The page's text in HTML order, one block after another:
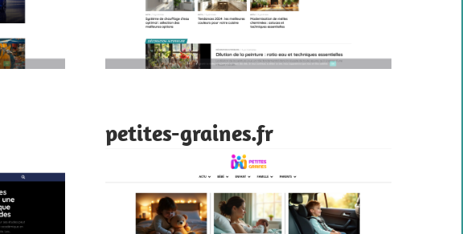
petites-graines.fr